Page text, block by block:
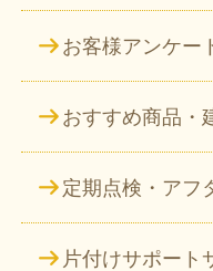
お客様アンケー
おすすめ商品・
定期点検・アフ
片付けサポート